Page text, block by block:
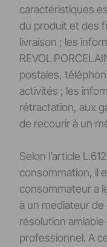
caractéristiques
du produit et des
livraison ; les
REVOL
postales,
activités ; les
rétractation, aux
de recourir à un
Selon l’article
consommation, il
consommateur a
à un médiateur
résolution amiable
professionnel. A